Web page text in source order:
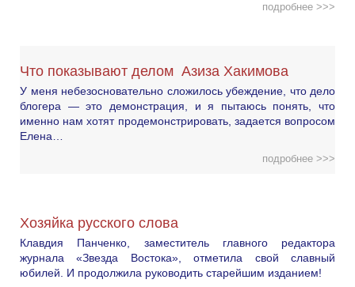
подробнее >>>
Что показывают делом Азиза Хакимова
У меня небезосновательно сложилось убеждение, что дело
блогера — это демонстрация, и я пытаюсь понять, что
именно нам хотят продемонстрировать, задается вопросом
Елена…
подробнее >>>
Хозяйка русского слова
Клавдия Панченко, заместитель главного редактора
журнала «Звезда Востока», отметила свой славный
юбилей. И продолжила руководить старейшим изданием!